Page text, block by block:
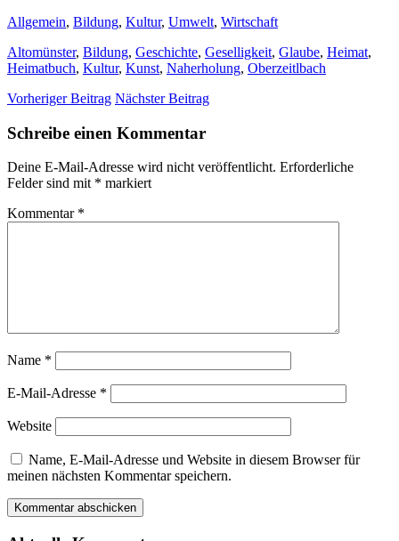
Allgemein, Bildung, Kultur, Umwelt, Wirtschaft
Altomünster, Bildung, Geschichte, Geselligkeit, Glaube, Heimat,
Heimatbuch, Kultur, Kunst, Naherholung, Oberzeitlbach
Vorheriger Beitrag Nächster Beitrag
Schreibe einen Kommentar
Deine E-Mail-Adresse wird nicht veröffentlicht. Erforderliche
Felder sind mit * markiert
Kommentar *
Name *
E-Mail-Adresse *
Website
Name, E-Mail-Adresse und Website in diesem Browser für
meinen nächsten Kommentar speichern.